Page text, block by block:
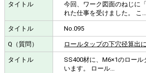
今回、ワーク図面のねじに
れた仕事を受けました。 こ...
No.095
ロールタップの下穴径算出
SS400材に、M6×1のロー
います。 ロール...